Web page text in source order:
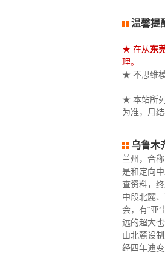
温馨提
★ 在从东
理。
★ 不思维
★ 本站所列
为准，月
乌鲁木
兰州，合
是和定向
查资料，
中段北麓
会，有“亚
远的超大
山北麓设
经四年迪